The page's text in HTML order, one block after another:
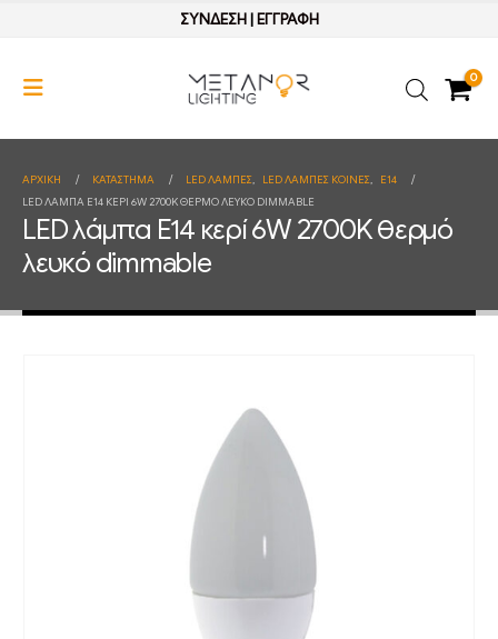
ΣΥΝΔΕΣΗ| ΕΓΓΡΑΦΗ
0
ΑΡΧΙΚΉ ΚΑΤΆΣΤΗΜΑ LED ΛΑΜΠΕΣ, LED ΛΑΜΠΕΣ ΚΟΙΝΕΣ,
E14
LED ΛΆΜΠΑ E14 ΚΕΡΊ 6W 2700K ΘΕΡΜΌ ΛΕΥΚΌ DIMMABLE
LED λάμπα E14 κερί 6W 2700K θερμό
λευκό dimmable